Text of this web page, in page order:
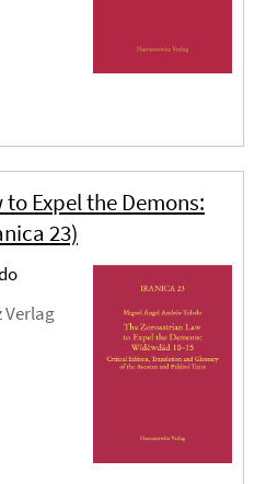
Expel the Demons:
23)
Verlag